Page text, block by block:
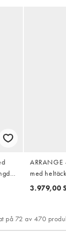
ARRANGE
med
markerade
3.979,00
på 72 av 470